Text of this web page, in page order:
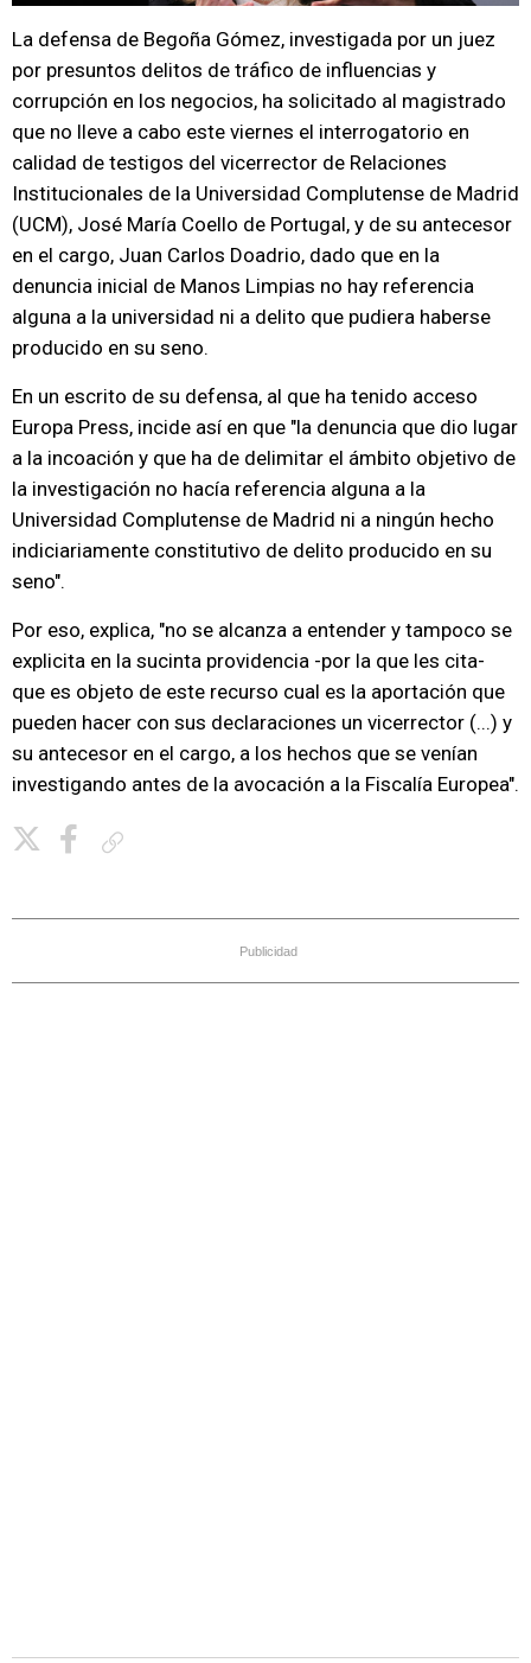
La defensa de Begoña Gómez, investigada por un juez
por presuntos delitos de tráfico de influencias y
corrupción en los negocios, ha solicitado al magistrado
que no lleve a cabo este viernes el interrogatorio en
calidad de testigos del vicerrector de Relaciones
Institucionales de la Universidad Complutense de Madrid
(UCM), José María Coello de Portugal, y de su antecesor
en el cargo, Juan Carlos Doadrio, dado que en la
denuncia inicial de Manos Limpias no hay referencia
alguna a la universidad ni a delito que pudiera haberse
producido en su seno.
En un escrito de su defensa, al que ha tenido acceso
Europa Press, incide así en que "la denuncia que dio lugar
a la incoación y que ha de delimitar el ámbito objetivo de
la investigación no hacía referencia alguna a la
Universidad Complutense de Madrid ni a ningún hecho
indiciariamente constitutivo de delito producido en su
seno".
Por eso, explica, "no se alcanza a entender y tampoco se
explicita en la sucinta providencia -por la que les cita-
que es objeto de este recurso cual es la aportación que
pueden hacer con sus declaraciones un vicerrector (...) y
su antecesor en el cargo, a los hechos que se venían
investigando antes de la avocación a la Fiscalía Europea".
Publicidad